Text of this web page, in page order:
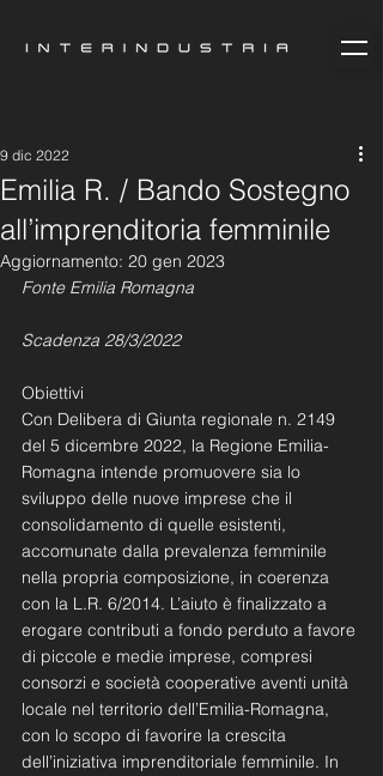
Emilia R. / Bando Sostegno
all’imprenditoria femminile
9 dic 2022
Aggiornamento: 20 gen 2023
Fonte Emilia Romagna
Scadenza 28/3/2022
Obiettivi
Con Delibera di Giunta regionale n. 2149
del 5 dicembre 2022, la Regione Emilia-
Romagna intende promuovere sia lo
sviluppo delle nuove imprese che il
consolidamento di quelle esistenti,
accomunate dalla prevalenza femminile
nella propria composizione, in coerenza
con la L.R. 6/2014. L’aiuto è finalizzato a
erogare contributi a fondo perduto a favore
di piccole e medie imprese, compresi
consorzi e società cooperative aventi unità
locale nel territorio dell’Emilia-Romagna,
con lo scopo di favorire la crescita
dell’iniziativa imprenditoriale femminile. In